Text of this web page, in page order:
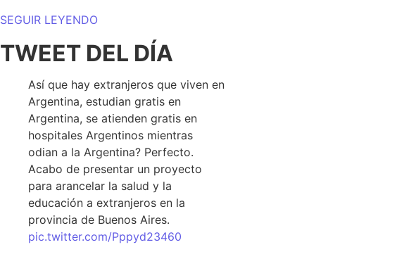
SEGUIR LEYENDO
TWEET DEL DÍA
Así que hay extranjeros que viven en
Argentina, estudian gratis en
Argentina, se atienden gratis en
hospitales Argentinos mientras
odian a la Argentina? Perfecto.
Acabo de presentar un proyecto
para arancelar la salud y la
educación a extranjeros en la
provincia de Buenos Aires.
pic.twitter.com/Pppyd23460